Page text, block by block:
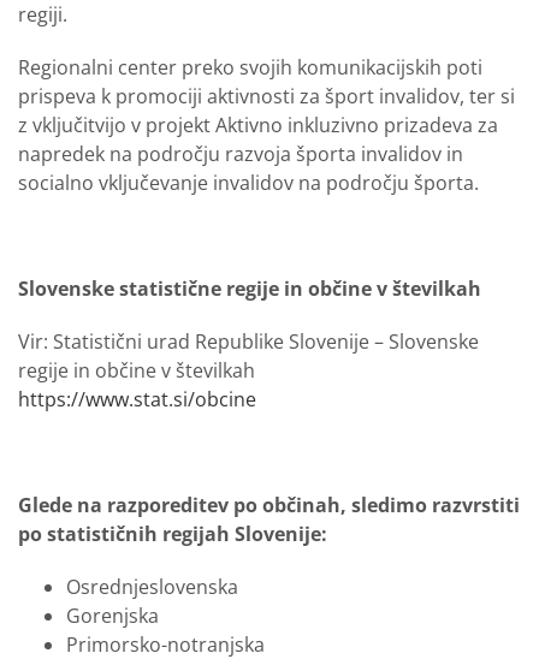
regiji.
Regionalni center preko svojih komunikacijskih poti
prispeva k promociji aktivnosti za šport invalidov, ter si
z vključitvijo v projekt Aktivno inkluzivno prizadeva za
napredek na področju razvoja športa invalidov in
socialno vključevanje invalidov na področju športa.
Slovenske statistične regije in občine v številkah
Vir: Statistični urad Republike Slovenije – Slovenske
regije in občine v številkah
https://www.stat.si/obcine
Glede na razporeditev po občinah, sledimo razvrstiti
po statističnih regijah Slovenije:
Osrednjeslovenska
Gorenjska
Primorsko-notranjska